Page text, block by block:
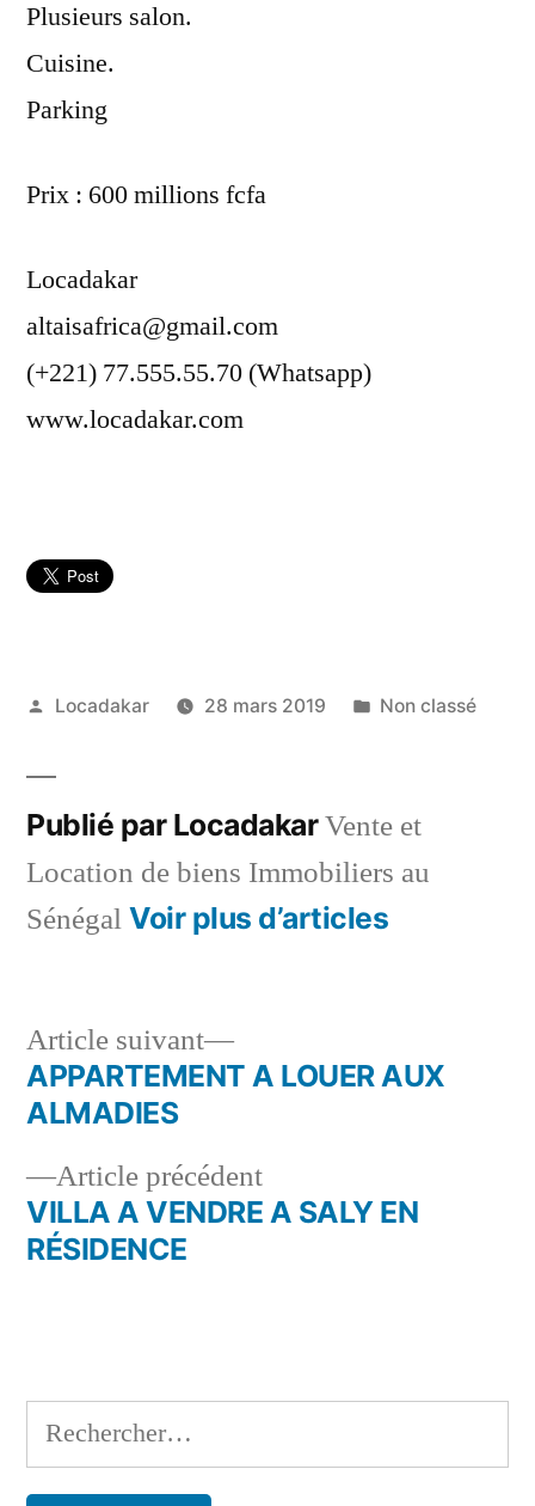
Plusieurs salon.
Cuisine.
Parking
Prix : 600 millions fcfa
Locadakar
altaisafrica@gmail.com
(+221) 77.555.55.70 (Whatsapp)
www.locadakar.com
Publié
Locadakar 28 mars 2019
Publié
Non classé
Publié par LocadakarVente et
Location de biens Immobiliers au
Sénégal Voir plus d’articles
Navigation
l’article
Article précédentArticle
précédent :
VILLA A VENDRE A SALY EN
RÉSIDENCE
Article suivant
Article
suivant :
APPARTEMENT A LOUER AUX
ALMADIES
Rechercher :